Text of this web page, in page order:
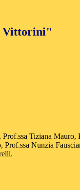
Vittorini"
Tiziana Mauro,
Nunzia